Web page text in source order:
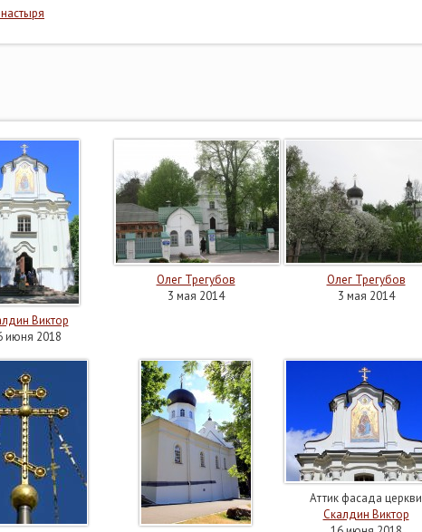
Виктор
июня 2018
Олег Трегубов
3 мая 2014
Олег Трегубов
3 мая 2014
Аттик фасада церкви
Скалдин Виктор